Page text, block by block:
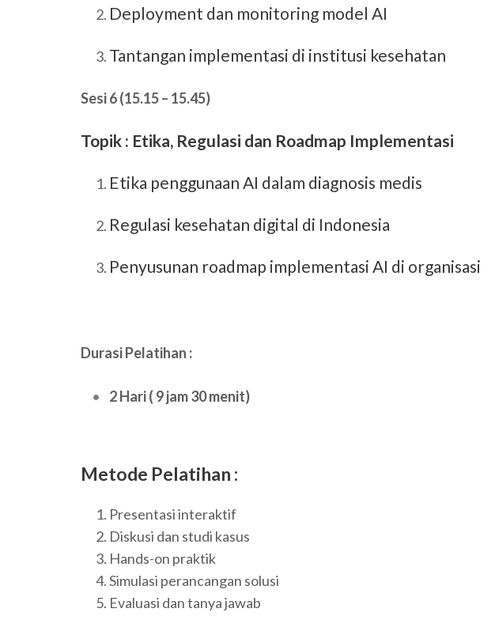
Deployment dan monitoring model AI
Tantangan implementasi di institusi kesehatan
Sesi 6 (15.15 – 15.45)
Topik : Etika, Regulasi dan Roadmap Implementasi
Etika penggunaan AI dalam diagnosis medis
Regulasi kesehatan digital di Indonesia
Penyusunan roadmap implementasi AI di organisasi
Durasi Pelatihan :
2 Hari ( 9 jam 30 menit)
Metode Pelatihan :
Presentasi interaktif
Diskusi dan studi kasus
Hands-on praktik
Simulasi perancangan solusi
Evaluasi dan tanya jawab